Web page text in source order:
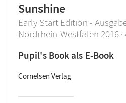
Sunshine
Early Start Edition -
Nordrhein-Westfalen 2016
Pupil's Book als E-Book
Cornelsen Verlag